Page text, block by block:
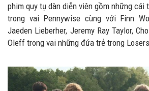
phim quy tụ dàn diễn viên gồm những cái
trong vai Pennywise cùng với Finn
Jaeden Lieberher, Jeremy Ray Taylor,
Oleff trong vai những đứa trẻ trong